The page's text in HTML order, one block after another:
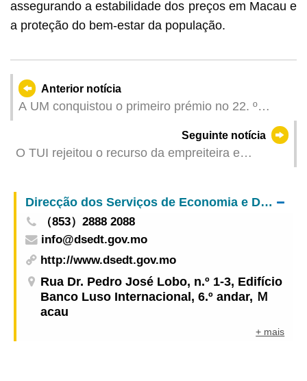
assegurando a estabilidade dos preços em Macau e
a proteção do bem-estar da população.
Anterior notícia
A UM conquistou o primeiro prémio no 22. º
Seguinte notícia
O TUI rejeitou o recurso da empreiteira e
Direcção dos Serviços de Economia e Desenvolvimento Tecnológico
（853）2888 2088
info@dsedt.gov.mo
http://www.dsedt.gov.mo
Rua Dr. Pedro José Lobo, n.º 1-3, Edifício
Banco Luso Internacional, 6.º andar, Ｍ
acau
+ mais